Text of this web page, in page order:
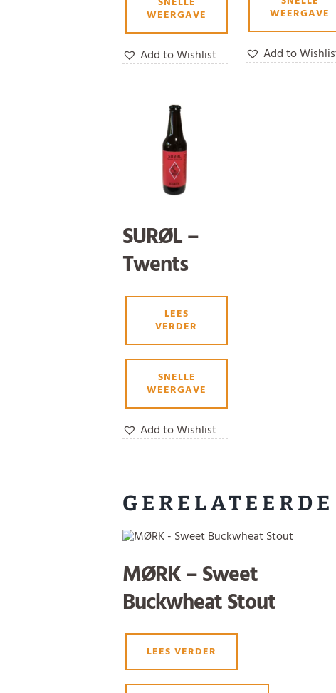
WEERGAVE
Add to Wishlist
WEERGAVE
Add to
SURØL –
Twents
Zuurbier
LEES
VERDER
SNELLE
WEERGAVE
Add to Wishlist
MØRK – Sweet
Buckwheat Stout
LEES VERDER